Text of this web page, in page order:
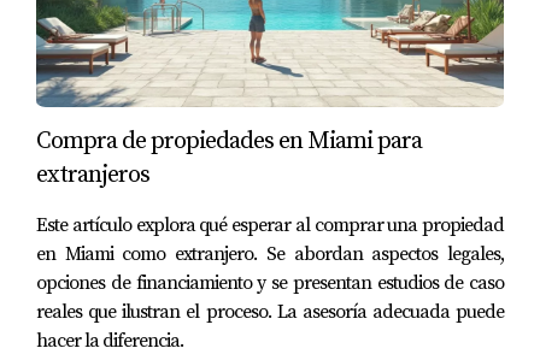
Ejemplo 1: Inversión en Miami Beach
Imagina que decides invertir en un apartamento en
Miami Beach. La ubicación es ideal para turistas y
residentes permanentes debido a su cercanía a la
el mercado local, descubres que los precios
promedio de alquiler han aumentado un 10% en los
últimos años. Además, el apartamento cuenta con
una vista al mar y acceso a instalaciones como
Compra de propiedades en Miami para
extranjeros
Este artículo explora qué esperar al comprar una propiedad
en Miami como extranjero. Se abordan aspectos legales,
opciones de financiamiento y se presentan estudios de caso
reales que ilustran el proceso. La asesoría adecuada puede
hacer la diferencia.